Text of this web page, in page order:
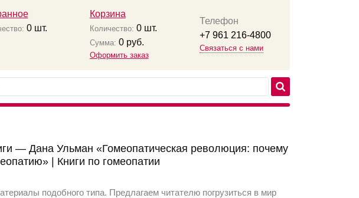
0шт.
Корзина
Количество: 0шт.
Сумма: 0руб.
Оформить заказ
Телефон
+7 961 216-4800
Связаться с нами
— Дана Ульман «Гомеопатическая революция: почему
| Книги по гомеопатии
подобного типа. Предлагаем читателю погрузиться в мир